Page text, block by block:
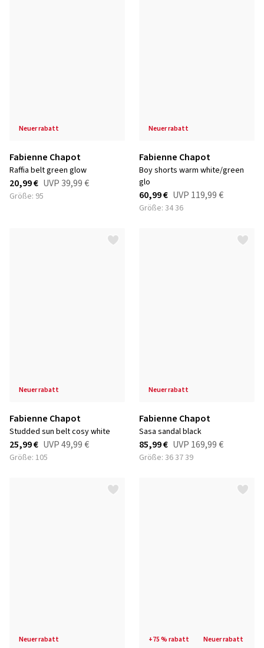
neuer rabatt
Fabienne Chapot
raffia belt green glow
20,99 € UVP39,99 €
Größe: 95
neuer rabatt
Fabienne Chapot
boy shorts warm white/green
glo
60,99 € UVP 119,99 €
Größe: 34 36
neuer rabatt
Fabienne Chapot
studded sun belt cosy white
25,99 € UVP49,99 €
Größe: 105
neuer rabatt
Fabienne Chapot
sasa sandal black
85,99 € UVP 169,99 €
Größe: 36 37 39
neuer rabatt +75 % rabatt neuer rabatt